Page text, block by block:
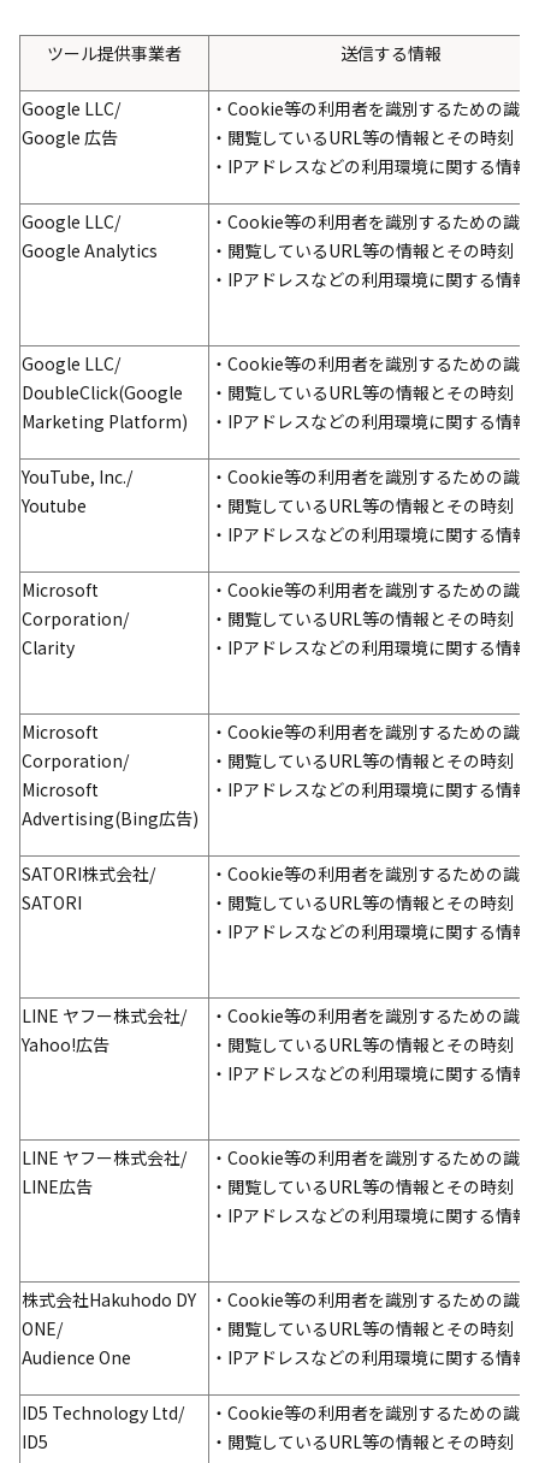
ツール提供事業者 送信する情報
Google LLC/
Google 広告
・Cookie等の利用者を識別するための識
・閲覧しているURL等の情報とその時刻
・IPアドレスなどの利用環境に関する情報
Google LLC/
Google Analytics
・Cookie等の利用者を識別するための識
・閲覧しているURL等の情報とその時刻
・IPアドレスなどの利用環境に関する情報
Google LLC/
DoubleClick(Google
Marketing Platform)
・Cookie等の利用者を識別するための識
・閲覧しているURL等の情報とその時刻
・IPアドレスなどの利用環境に関する情報
YouTube, Inc./
Youtube
・Cookie等の利用者を識別するための識
・閲覧しているURL等の情報とその時刻
・IPアドレスなどの利用環境に関する情報
Microsoft
Corporation/
Clarity
・Cookie等の利用者を識別するための識
・閲覧しているURL等の情報とその時刻
・IPアドレスなどの利用環境に関する情報
Microsoft
Corporation/
Microsoft
Advertising(Bing広告)
・Cookie等の利用者を識別するための識
・閲覧しているURL等の情報とその時刻
・IPアドレスなどの利用環境に関する情報
SATORI株式会社/
SATORI
・Cookie等の利用者を識別するための識
・閲覧しているURL等の情報とその時刻
・IPアドレスなどの利用環境に関する情報
LINE ヤフー株式会社/
Yahoo!広告
・Cookie等の利用者を識別するための識
・閲覧しているURL等の情報とその時刻
・IPアドレスなどの利用環境に関する情報
LINE ヤフー株式会社/
LINE広告
・Cookie等の利用者を識別するための識
・閲覧しているURL等の情報とその時刻
・IPアドレスなどの利用環境に関する情報
株式会社Hakuhodo DY
ONE/
Audience One
・Cookie等の利用者を識別するための識
・閲覧しているURL等の情報とその時刻
・IPアドレスなどの利用環境に関する情報
ID5 Technology Ltd/
ID5
・Cookie等の利用者を識別するための識
・閲覧しているURL等の情報とその時刻